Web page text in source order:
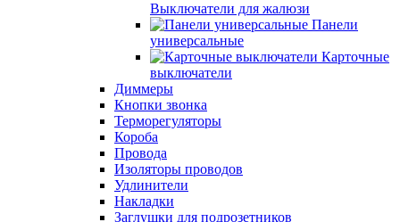
Выключатели для жалюзи
Панели
универсальные
Карточные
выключатели
Диммеры
Кнопки звонка
Терморегуляторы
Короба
Провода
Изоляторы проводов
Удлинители
Накладки
Заглушки для подрозетников